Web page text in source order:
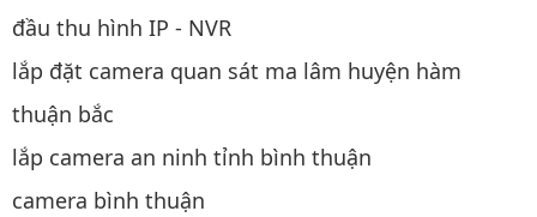
đầu thu hình IP - NVR
lắp đặt camera quan sát ma lâm huyện hàm
thuận bắc
lắp camera an ninh tỉnh bình thuận
camera bình thuận